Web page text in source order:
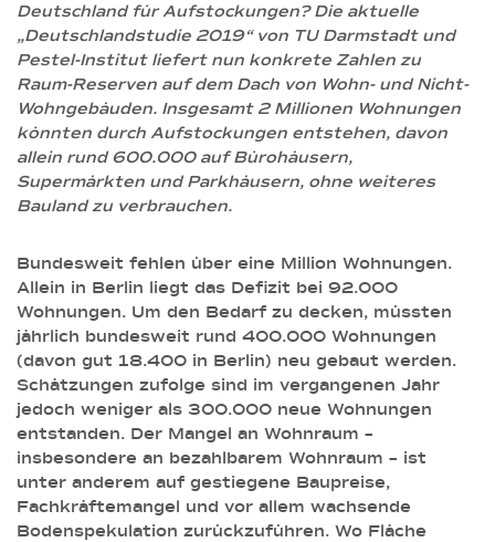
Deutschland für Aufstockungen? Die aktuelle
„Deutschlandstudie 2019“ von TU Darmstadt und
Pestel-Institut liefert nun konkrete Zahlen zu
Raum-Reserven auf dem Dach von Wohn- und Nicht-
Wohngebäuden. Insgesamt 2 Millionen Wohnungen
könnten durch Aufstockungen entstehen, davon
allein rund 600.000 auf Bürohäusern,
Supermärkten und Parkhäusern, ohne weiteres
Bauland zu verbrauchen.
Bundesweit fehlen über eine Million Wohnungen.
Allein in Berlin liegt das Defizit bei 92.000
Wohnungen. Um den Bedarf zu decken, müssten
jährlich bundesweit rund 400.000 Wohnungen
(davon gut 18.400 in Berlin) neu gebaut werden.
Schätzungen zufolge sind im vergangenen Jahr
jedoch weniger als 300.000 neue Wohnungen
entstanden. Der Mangel an Wohnraum –
insbesondere an bezahlbarem Wohnraum – ist
unter anderem auf gestiegene Baupreise,
Fachkräftemangel und vor allem wachsende
Bodenspekulation zurückzuführen. Wo Fläche